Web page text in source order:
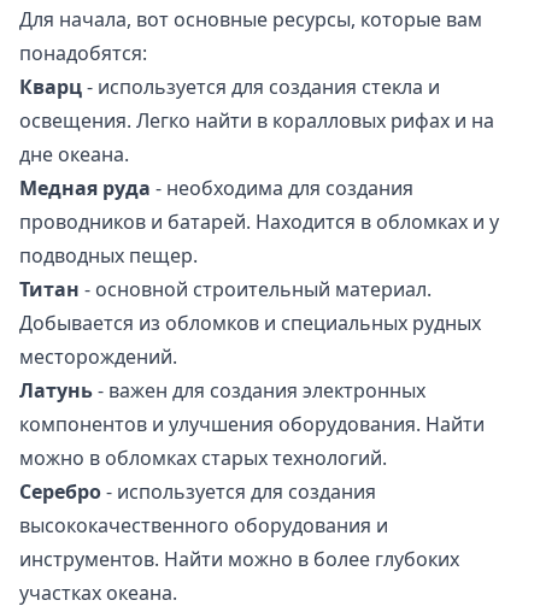
Для начала, вот основные ресурсы, которые вам
понадобятся:
Кварц- используется для создания стекла и
освещения. Легко найти в коралловых рифах и на
дне океана.
Медная руда - необходима для создания
проводников и батарей. Находится в обломках и у
подводных пещер.
Титан - основной строительный материал.
Добывается из обломков и специальных рудных
месторождений.
Латунь- важен для создания электронных
компонентов и улучшения оборудования. Найти
можно в обломках старых технологий.
Серебро- используется для создания
высококачественного оборудования и
инструментов. Найти можно в более глубоких
участках океана.